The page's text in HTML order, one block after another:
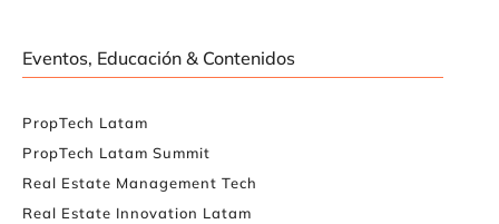
Eventos, Educación & Contenidos
PropTech Latam
PropTech Latam Summit
Real Estate Management Tech
Real Estate Innovation Latam